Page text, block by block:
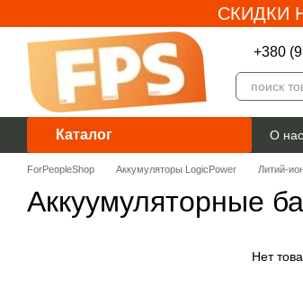
СКИДКИ
+380
Каталог О нас
ForPeopleShop Аккумуляторы LogicPower Литий-
Аккуумуляторные
Нет